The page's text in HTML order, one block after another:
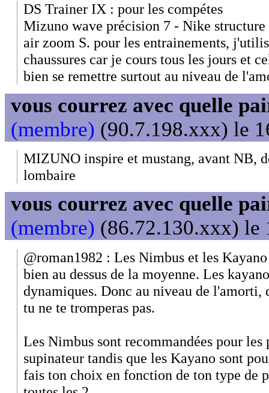
DS Trainer IX : pour les compétes
Mizuno wave précision 7 - Nike
air zoom S. pour les entrainements,
chaussures car je cours tous les jours et
bien se remettre surtout au niveau de
vous courrez avec quelle
(membre) (90.7.198.xxx) le
MIZUNO inspire et mustang, avant NB,
lombaire
vous courrez avec quelle
(membre) (86.72.130.xxx) le
@roman1982 : Les Nimbus et les
bien au dessus de la moyenne. Les
dynamiques. Donc au niveau de l'amorti,
tu ne te tromperas pas.
Les Nimbus sont recommandées pour les
supinateur tandis que les Kayano sont
fais ton choix en fonction de ton type de